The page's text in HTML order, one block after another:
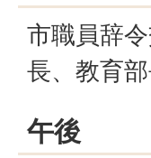
市職員辞
長、教育
午後